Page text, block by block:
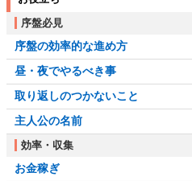
序盤必見
序盤の効率的な進め方
昼・夜でやるべき事
取り返しのつかないこと
主人公の名前
効率・収集
お金稼ぎ